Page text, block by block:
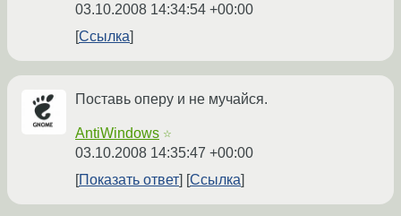
03.10.2008 14:34:54 +00:00
Ссылка
Поставь оперу и не мучайся.
AntiWindows ☆
03.10.2008 14:35:47 +00:00
Показать ответ
Ссылка